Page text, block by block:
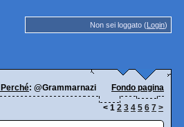
Non sei loggato (Login)
: @Grammarnazi Fondo pagina
< 1 2 3 4 5 6 7 >